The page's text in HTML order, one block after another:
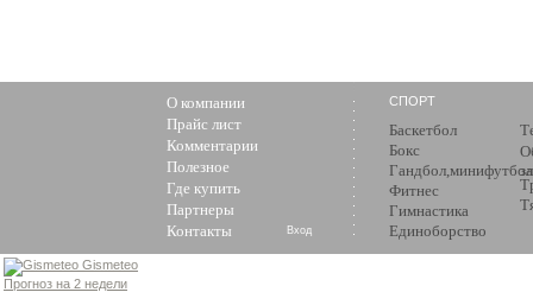
О компании
Прайс лист
Комментарии
Полезное
Где купить
Партнеры
Контакты
СПОРТ
Баскетбол
Бокс
Гандбол,минифутбол
Фитнес
Гимнастика
Единоборство
Вход
Gismeteo
Прогноз на 2 недели